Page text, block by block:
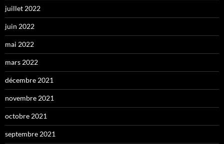
juillet 2022
juin 2022
mai 2022
mars 2022
décembre 2021
novembre 2021
octobre 2021
septembre 2021